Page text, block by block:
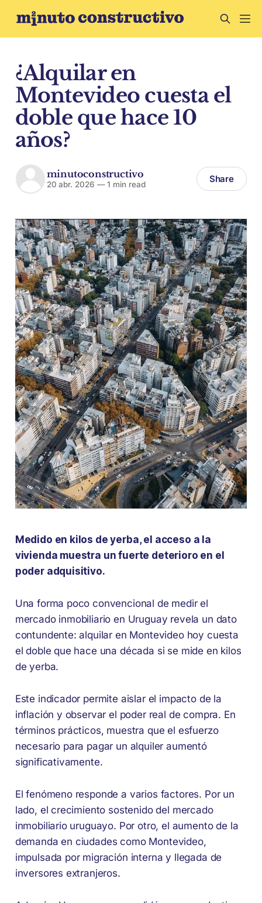
¿Alquilar en
Montevideo cuesta el
doble que hace 10
años?
minutoconstructivo
20 abr. 2026 —1 min read Share
Medido en kilos de yerba, el acceso a la
vivienda muestra un fuerte deterioro en el
poder adquisitivo.
Una forma poco convencional de medir el
mercado inmobiliario en Uruguay revela un dato
contundente: alquilar en Montevideo hoy cuesta
el doble que hace una década si se mide en kilos
de yerba.
Este indicador permite aislar el impacto de la
inflación y observar el poder real de compra. En
términos prácticos, muestra que el esfuerzo
necesario para pagar un alquiler aumentó
significativamente.
El fenómeno responde a varios factores. Por un
lado, el crecimiento sostenido del mercado
inmobiliario uruguayo. Por otro, el aumento de la
demanda en ciudades como Montevideo,
impulsada por migración interna y llegada de
inversores extranjeros.